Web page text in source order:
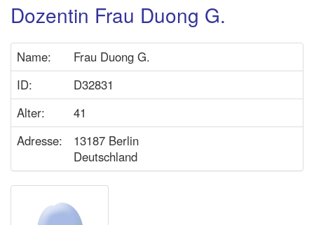
Dozentin Frau Duong G.
Name:
Frau Duong G.
ID:
D32831
Alter:
41
Adresse:
13187 Berlin
Deutschland